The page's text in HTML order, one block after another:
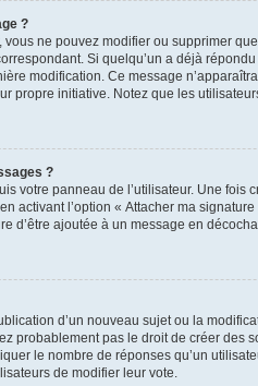
?
vous ne pouvez modifier ou supprimer
Si quelqu’un a déjà
modification. Ce message
propre initiative. Notez que les
?
votre panneau de l’utilisateur. Une fois
activant l’option « Attacher ma
d’être ajoutée à un message en
d’un nouveau sujet ou la
probablement pas le droit de créer
le nombre de réponses qu’un
de modifier leur vote.